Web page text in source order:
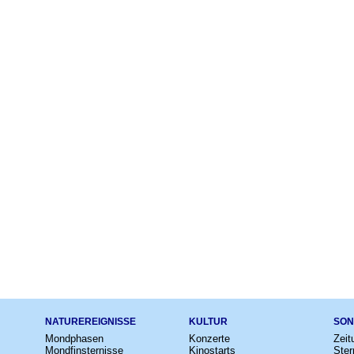
NATUREREIGNISSE
Mondphasen
Mondfinsternisse
KULTUR
Konzerte
Kinostarts